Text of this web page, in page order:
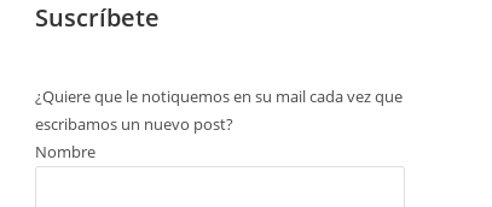
Suscríbete
¿Quiere que le notiquemos en su mail cada vez que
escribamos un nuevo post?
Nombre